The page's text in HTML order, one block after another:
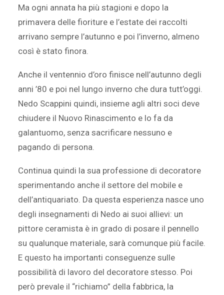
Ma ogni annata ha più stagioni e dopo la
primavera delle fioriture e l’estate dei raccolti
arrivano sempre l’autunno e poi l’inverno, almeno
così è stato finora.
Anche il ventennio d’oro finisce nell’autunno degli
anni ’80 e poi nel lungo inverno che dura tutt’oggi.
Nedo Scappini quindi, insieme agli altri soci deve
chiudere il Nuovo Rinascimento e lo fa da
galantuomo, senza sacrificare nessuno e
pagando di persona.
Continua quindi la sua professione di decoratore
sperimentando anche il settore del mobile e
dell’antiquariato. Da questa esperienza nasce uno
degli insegnamenti di Nedo ai suoi allievi: un
pittore ceramista è in grado di posare il pennello
su qualunque materiale, sarà comunque più facile.
E questo ha importanti conseguenze sulle
possibilità di lavoro del decoratore stesso. Poi
però prevale il “richiamo” della fabbrica, la